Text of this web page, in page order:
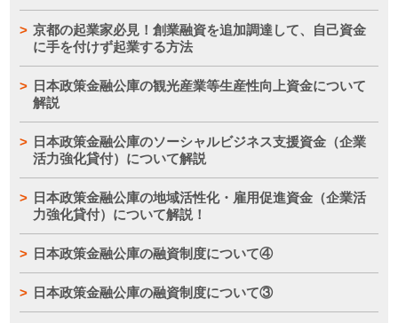
京都の起業家必見！創業融資を追加調達して、自己資金
に手を付けず起業する方法
日本政策金融公庫の観光産業等生産性向上資金について
解説
日本政策金融公庫のソーシャルビジネス支援資金（企業
活力強化貸付）について解説
日本政策金融公庫の地域活性化・雇用促進資金（企業活
力強化貸付）について解説！
日本政策金融公庫の融資制度について④
日本政策金融公庫の融資制度について③